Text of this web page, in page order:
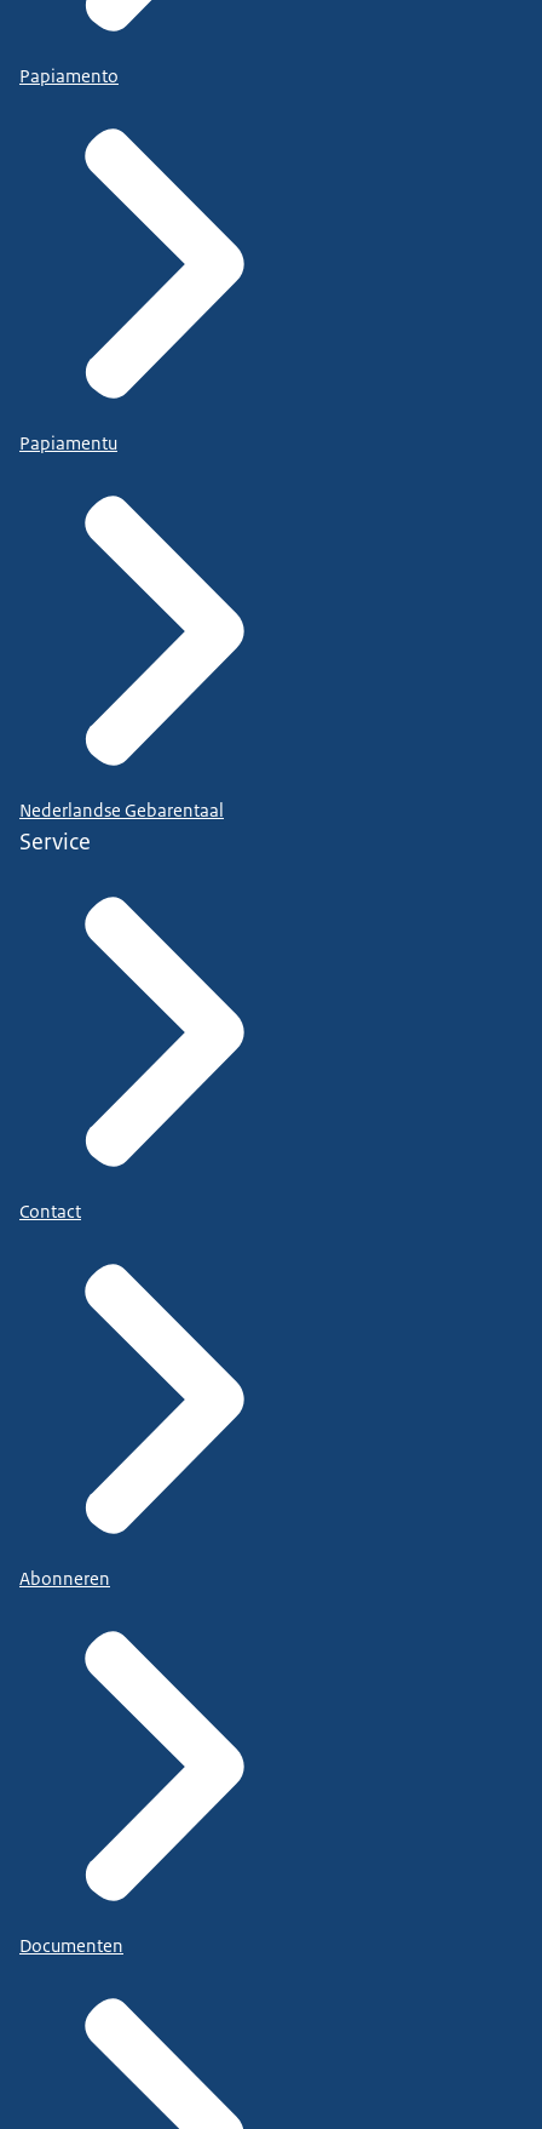
Papiamento
Papiamentu
Nederlandse Gebarentaal
Service
Contact
Abonneren
Documenten